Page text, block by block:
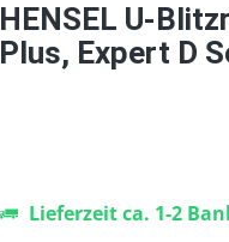
HENSEL U-
Plus, Expert D
Lieferzeit ca. 1-2